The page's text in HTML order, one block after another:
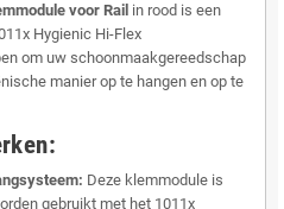
voor Rail in rood is een
Hygienic Hi-Flex
om uw schoonmaakgereedschap
manier op te hangen en op te
Deze klemmodule is
gebruikt met het 1011x